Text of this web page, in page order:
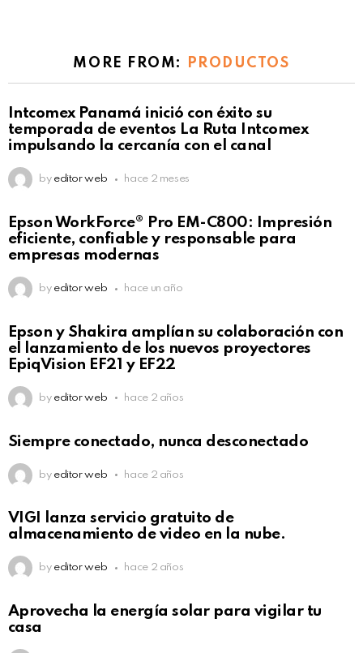
MORE FROM: PRODUCTOS
Intcomex Panamá inició con éxito su
temporada de eventos La Ruta Intcomex
impulsando la cercanía con el canal
by editor web hace 2 meses
Epson WorkForce® Pro EM-C800: Impresión
eficiente, confiable y responsable para
empresas modernas
by editor web hace un año
Epson y Shakira amplían su colaboración con
el lanzamiento de los nuevos proyectores
EpiqVision EF21 y EF22
by editor web hace 2 años
Siempre conectado, nunca desconectado
by editor web hace 2 años
VIGI lanza servicio gratuito de
almacenamiento de video en la nube.
by editor web hace 2 años
Aprovecha la energía solar para vigilar tu
casa